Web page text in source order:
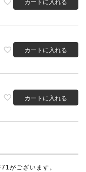
カートに入れる
カートに入れる
カートに入れる
がございます。